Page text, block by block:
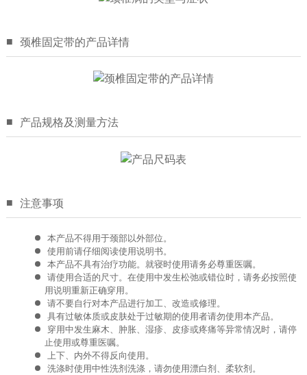
■ 颈椎固定带的产品详情
■ 产品规格及测量方法
■ 注意事项
本产品不得用于颈部以外部位。
使用前请仔细阅读使用说明书。
本产品不具有治疗功能。就寝时使用请务必尊重医嘱。
请使用合适的尺寸。在使用中发生松弛或错位时，请务必按照使
用说明重新正确穿用。
请不要自行对本产品进行加工、改造或修理。
具有过敏体质或皮肤处于过敏期的使用者请勿使用本产品。
穿用中发生麻木、肿胀、湿疹、皮疹或疼痛等异常情况时，请停
止使用或尊重医嘱。
上下、内外不得反向使用。
洗涤时使用中性洗剂洗涤，请勿使用漂白剂、柔软剂。